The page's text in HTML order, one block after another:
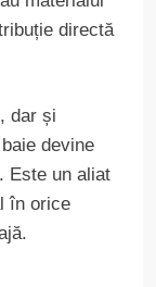
directă
dar și
devine
Este un aliat
în orice